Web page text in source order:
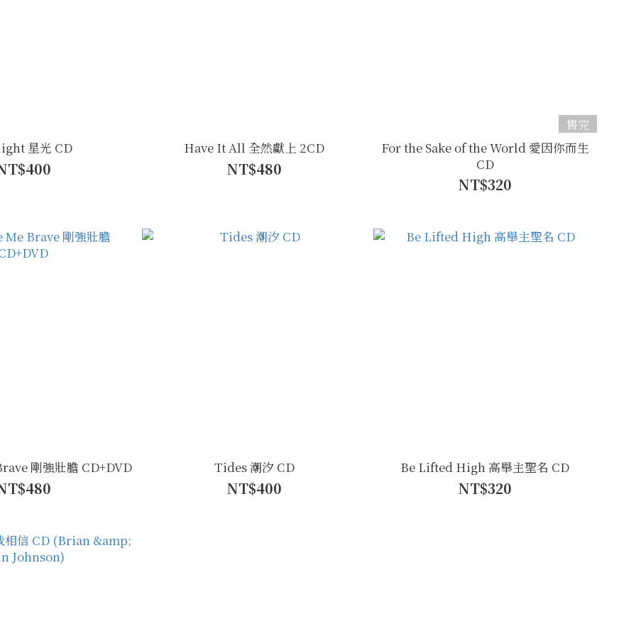
星光 CD Have It All 全然獻上 2CD
NT$480
售完
For the Sake of the World 愛因你而生
CD
NT$320
剛強壯膽 CD+DVD Tides 潮汐 CD
NT$400
Be Lifted High 高舉主聖名 CD
NT$320